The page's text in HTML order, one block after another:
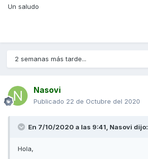
Un saludo
2 semanas más tarde...
Nasovi
Publicado 22 de Octubre del 2020
En 7/10/2020 a las 9:41, Nasovi dijo:
Hola,